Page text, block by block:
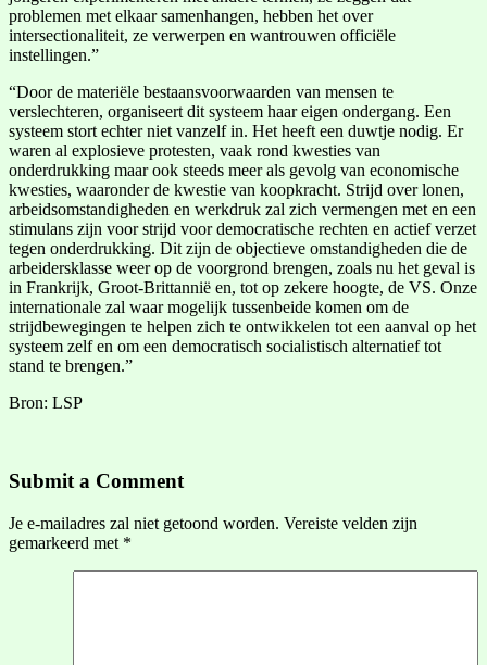
problemen met elkaar samenhangen, hebben het over
intersectionaliteit, ze verwerpen en wantrouwen officiële
instellingen.”
“Door de materiële bestaansvoorwaarden van mensen te
verslechteren, organiseert dit systeem haar eigen ondergang. Een
systeem stort echter niet vanzelf in. Het heeft een duwtje nodig. Er
waren al explosieve protesten, vaak rond kwesties van
onderdrukking maar ook steeds meer als gevolg van economische
kwesties, waaronder de kwestie van koopkracht. Strijd over lonen,
arbeidsomstandigheden en werkdruk zal zich vermengen met en een
stimulans zijn voor strijd voor democratische rechten en actief verzet
tegen onderdrukking. Dit zijn de objectieve omstandigheden die de
arbeidersklasse weer op de voorgrond brengen, zoals nu het geval is
in Frankrijk, Groot-Brittannië en, tot op zekere hoogte, de VS. Onze
internationale zal waar mogelijk tussenbeide komen om de
strijdbewegingen te helpen zich te ontwikkelen tot een aanval op het
systeem zelf en om een democratisch socialistisch alternatief tot
stand te brengen.”
Bron: LSP
Submit a Comment
Je e-mailadres zal niet getoond worden. Vereiste velden zijn
gemarkeerd met *